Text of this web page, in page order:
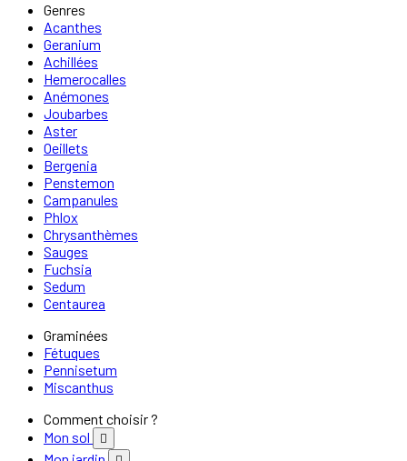
Genres
Acanthes
Geranium
Achillées
Hemerocalles
Anémones
Joubarbes
Aster
Oeillets
Bergenia
Penstemon
Campanules
Phlox
Chrysanthèmes
Sauges
Fuchsia
Sedum
Centaurea
Graminées
Fétuques
Pennisetum
Miscanthus
Comment choisir ?
Mon sol
